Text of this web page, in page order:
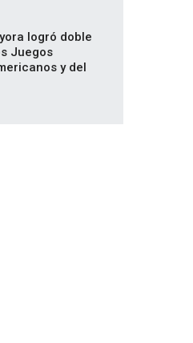
logró doble
Juegos
y del